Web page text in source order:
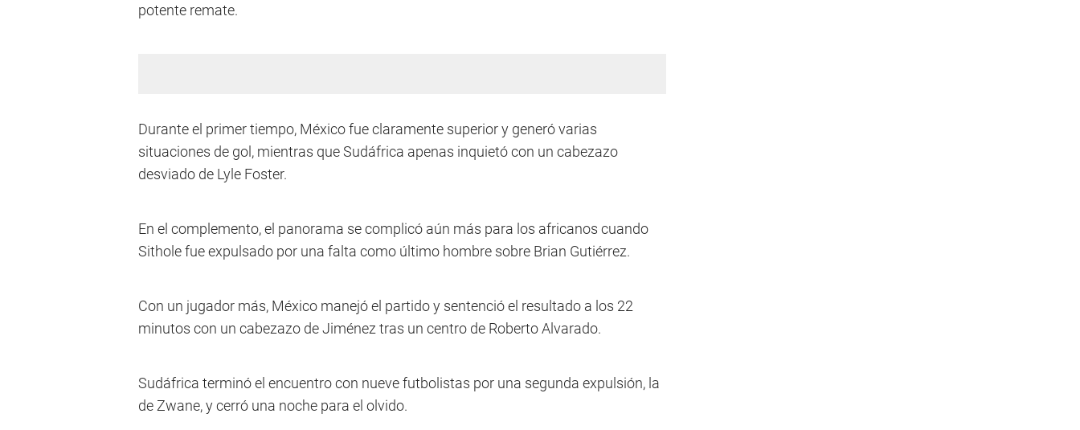
potente remate.
Durante el primer tiempo, México fue claramente superior y generó varias
situaciones de gol, mientras que Sudáfrica apenas inquietó con un cabezazo
desviado de Lyle Foster.
En el complemento, el panorama se complicó aún más para los africanos cuando
Sithole fue expulsado por una falta como último hombre sobre Brian Gutiérrez.
Con un jugador más, México manejó el partido y sentenció el resultado a los 22
minutos con un cabezazo de Jiménez tras un centro de Roberto Alvarado.
Sudáfrica terminó el encuentro con nueve futbolistas por una segunda expulsión, la
de Zwane, y cerró una noche para el olvido.